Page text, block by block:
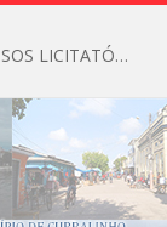
NÃO FORAM REALIZADOS NOVOS PROCESSOS LICITATÓRIOS ATÉ O MOMENTO DO ANO DE 2026